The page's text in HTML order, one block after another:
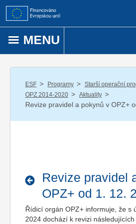
Přejít k obsahu
MENU
ESF / Programy / Starší operační
OPZ 2014-2020 / Aktuality /
Revize pravidel a pokynů v OPZ+
Revize pravidel
OPZ+ od 1. 12.
Řídicí orgán OPZ+ informuje, že s
2024 dochází k revizi